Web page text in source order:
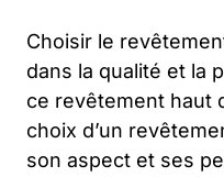
Choisir le
dans la qualité et la
ce revêtement haut
choix d’un
son aspect et ses